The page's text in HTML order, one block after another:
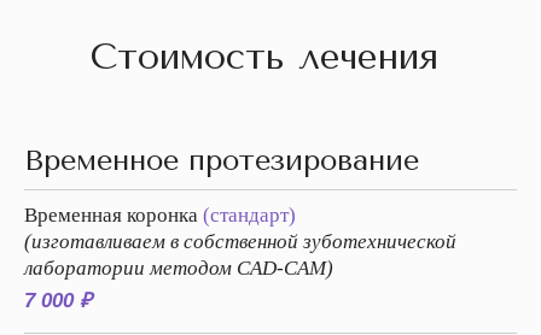
Стоимость лечения
Временное протезирование
Временная коронка (стандарт)
(изготавливаем в собственной зуботехнической
лаборатории методом CAD-CAM)
7 000 ₽